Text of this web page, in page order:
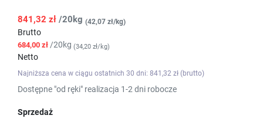
841,32 zł /20kg (42,07 zł/kg)
Brutto
684,00 zł /20kg (34,20 zł/kg)
Netto
Najniższa cena w ciągu ostatnich 30 dni: 841,32 zł (brutto)
Dostępne "od ręki" realizacja 1-2 dni robocze
Sprzedaż